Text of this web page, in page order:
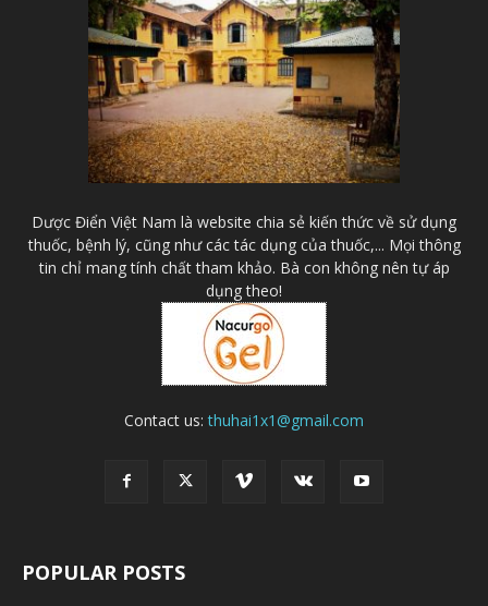
Dược Điển Việt Nam là website chia sẻ kiến thức về sử dụng
thuốc, bệnh lý, cũng như các tác dụng của thuốc,... Mọi thông
tin chỉ mang tính chất tham khảo. Bà con không nên tự áp
dụng theo!
Contact us:thuhai1x1@gmail.com
POPULAR POSTS